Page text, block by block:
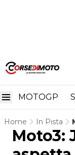
MOTOGP
Home In Pista
Moto3: